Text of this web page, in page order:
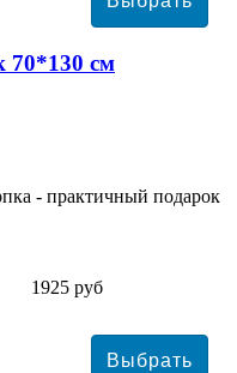
70*130 см
- практичный подарок
1925 руб